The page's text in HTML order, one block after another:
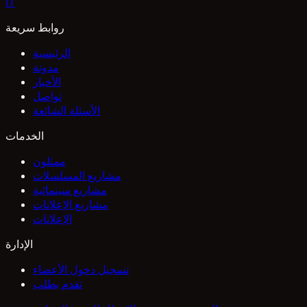
روابط سريعة
الرئيسية
مدونة
الأخبار
تواصل
الأسئلة الشائعة
الخدمات
ممثلون
مشاريع المسلسلات
مشاريع سينمائية
مشاريع الإعلانات
الإعلانات
الإدارة
تسجيل دخول الأعضاء
تقدم بطلب